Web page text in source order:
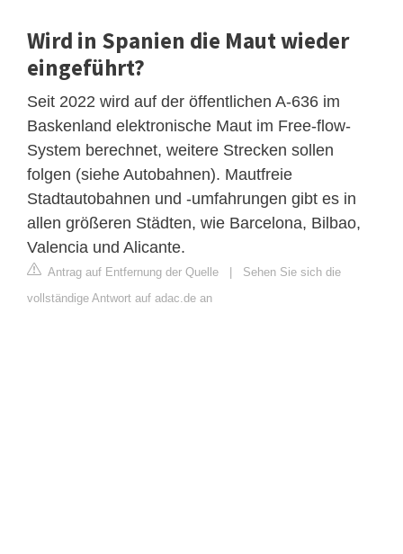
Wird in Spanien die Maut wieder
eingeführt?
Seit 2022 wird auf der öffentlichen A-636 im
Baskenland elektronische Maut im Free-flow-
System berechnet, weitere Strecken sollen
folgen (siehe Autobahnen). Mautfreie
Stadtautobahnen und -umfahrungen gibt es in
allen größeren Städten, wie Barcelona, Bilbao,
Valencia und Alicante.
Antrag auf Entfernung der Quelle
Sehen Sie sich die
vollständige Antwort auf adac.de an